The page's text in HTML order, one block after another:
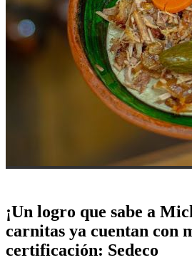
¡Un logro que sabe a
carnitas ya cuentan con
certificación: Sedeco